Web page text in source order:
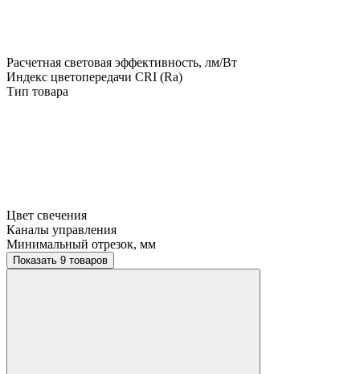
Расчетная световая эффективность, лм/Вт
Индекс цветопередачи CRI (Ra)
Тип товара
Цвет свечения
Каналы управления
Минимальный отрезок, мм
Показать 9 товаров